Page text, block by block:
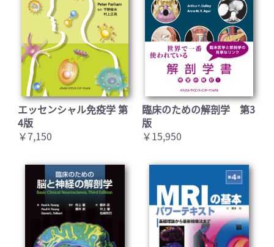
エッセンシャル免疫学 第
4版
￥7,150
臨床のための解剖学 第3
版
￥15,950